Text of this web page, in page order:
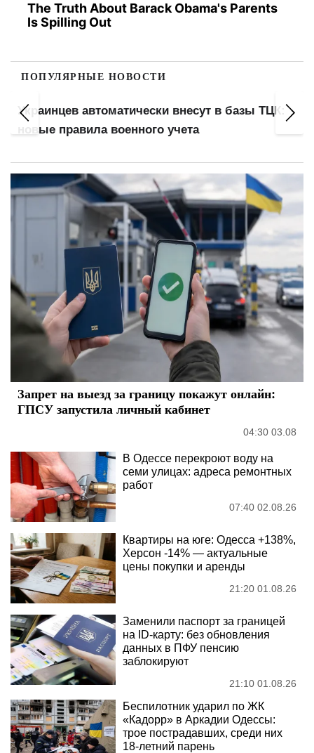
The Truth About Barack Obama's Parents
Is Spilling Out
ПОПУЛЯРНЫЕ НОВОСТИ
Украинцев автоматически внесут в базы ТЦК:
новые правила военного учета
Запрет на выезд за границу покажут онлайн:
ГПСУ запустила личный кабинет
04:30 03.08
В Одессе перекроют воду на
семи улицах: адреса ремонтных
работ
07:40 02.08.26
Квартиры на юге: Одесса +138%,
Херсон -14% — актуальные
цены покупки и аренды
21:20 01.08.26
Заменили паспорт за границей
на ID-карту: без обновления
данных в ПФУ пенсию
заблокируют
21:10 01.08.26
Беспилотник ударил по ЖК
«Кадорр» в Аркадии Одессы:
трое пострадавших, среди них
18-летний парень